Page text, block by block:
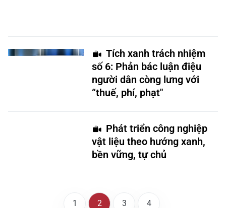
Tích xanh trách nhiệm
số 6: Phản bác luận điệu
người dân còng lưng với
“thuế, phí, phạt"
Phát triển công nghiệp
vật liệu theo hướng xanh,
bền vững, tự chủ
1 2 3 4